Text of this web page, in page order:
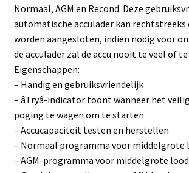
Normaal, AGM en Recond. Deze
automatische acculader kan rechtstreeks
worden aangesloten, indien nodig voor
de acculader zal de accu nooit te veel of
Eigenschappen:
– Handig en gebruiksvriendelijk
– âTryâ-indicator toont wanneer het
poging te wagen om te starten
– Accucapaciteit testen en herstellen
– Normaal programma voor middelgrote
– AGM-programma voor middelgrote